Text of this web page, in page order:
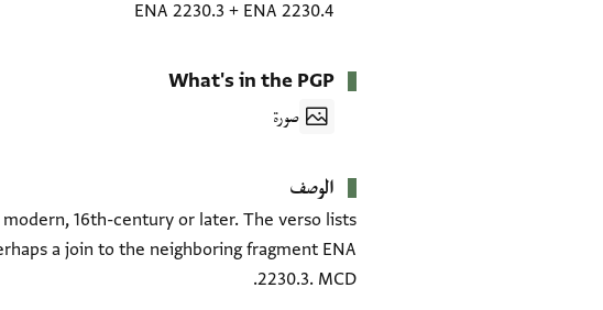
ENA 2230.4
+
ENA 2230.3
What's in the PGP
صورة
الوصف
16th-century or later. The verso lists
a join to the neighboring fragment ENA
2230.3. MCD.